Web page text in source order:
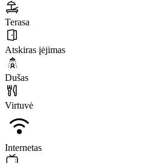
Terasa
Atskiras įėjimas
Dušas
Virtuvė
Internetas